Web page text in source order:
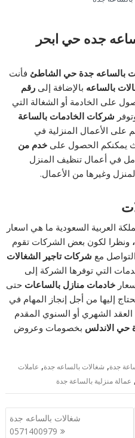
جده حي ابحر
بالساعه جدة حي الشاطئ فأنت
بالساعه بالإضافة إلىرقم
على الخادمة أو الشغالة التي
شركات الخادمات بالساعة
على الأعمال المنزلية في
يمكنكم الحصول علىخدم من
في أعمال تنظيف المنزل
وغيرها من الأعمال.
العربية السعودية ما هي اسعار
ونظرا لكون بعض الشركات تقوم
مع شركات تاجير الشغالات
التي توفرها الشركة إلى
خادمات منازل بالساعات حتى
إليها من أجل إنجاز المهام في
الشهري أو السنوي المقدم
حي الاندلس بخصومات وعروض
جدة, شغالات بالساعه جدة, عاملات
, عمالة منزلية بالساعة جدة
شغالات بالساعه جدة
0571400979